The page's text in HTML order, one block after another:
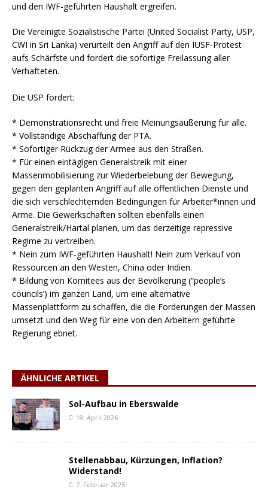
und den IWF-geführten Haushalt ergreifen.
Die Vereinigte Sozialistische Partei (United Socialist Party, USP,
CWI in Sri Lanka) verurteilt den Angriff auf den IUSF-Protest
aufs Schärfste und fordert die sofortige Freilassung aller
Verhafteten.
Die USP fordert:
* Demonstrationsrecht und freie Meinungsäußerung für alle.
* Vollständige Abschaffung der PTA.
* Sofortiger Rückzug der Armee aus den Straßen.
* Für einen eintägigen Generalstreik mit einer
Massenmobilisierung zur Wiederbelebung der Bewegung,
gegen den geplanten Angriff auf alle öffentlichen Dienste und
die sich verschlechternden Bedingungen für Arbeiter*innen und
Arme. Die Gewerkschaften sollten ebenfalls einen
Generalstreik/Hartal planen, um das derzeitige repressive
Regime zu vertreiben.
* Nein zum IWF-geführten Haushalt! Nein zum Verkauf von
Ressourcen an den Westen, China oder Indien.
* Bildung von Komitees aus der Bevölkerung (“people’s
councils’) im ganzen Land, um eine alternative
Massenplattform zu schaffen, die die Forderungen der Massen
umsetzt und den Weg für eine von den Arbeitern geführte
Regierung ebnet.
ÄHNLICHE ARTIKEL
Sol-Aufbau in Eberswalde
18. April 2026
Stellenabbau, Kürzungen, Inflation?
Widerstand!
7. Februar 2025